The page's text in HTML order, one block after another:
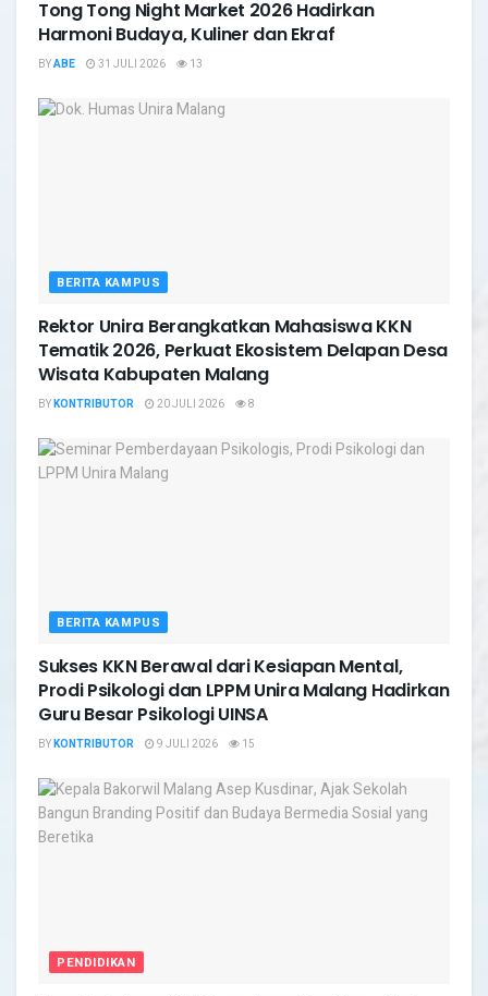
Tong Tong Night Market 2026 Hadirkan
Harmoni Budaya, Kuliner dan Ekraf
BYABE 31 JULI 2026 13
BERITA KAMPUS
Rektor Unira Berangkatkan Mahasiswa KKN
Tematik 2026, Perkuat Ekosistem Delapan Desa
Wisata Kabupaten Malang
BYKONTRIBUTOR 20 JULI 2026 8
BERITA KAMPUS
Sukses KKN Berawal dari Kesiapan Mental,
Prodi Psikologi dan LPPM Unira Malang Hadirkan
Guru Besar Psikologi UINSA
BYKONTRIBUTOR 9 JULI 2026 15
PENDIDIKAN